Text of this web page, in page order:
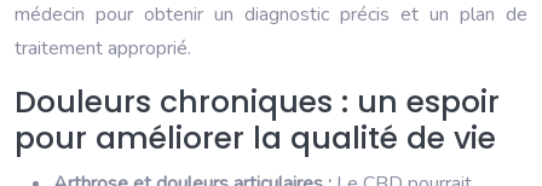
médecin pour obtenir un diagnostic précis et un plan de
traitement approprié.
Douleurs chroniques : un espoir
pour améliorer la qualité de vie